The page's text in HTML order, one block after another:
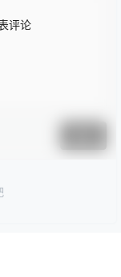
评论